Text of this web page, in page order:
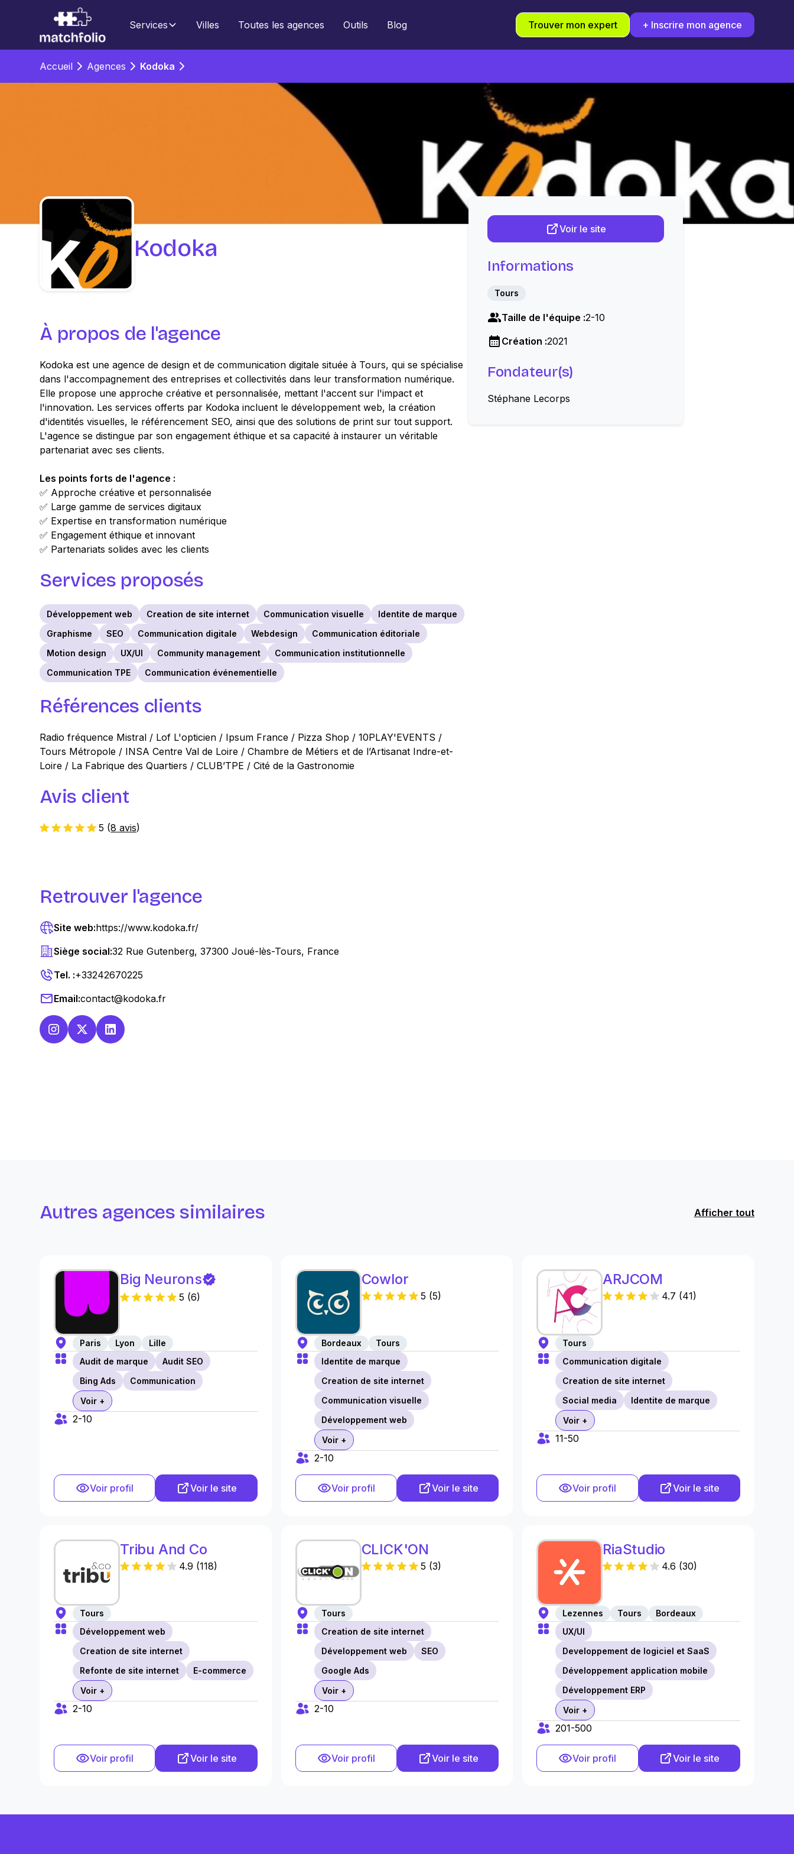
Services Villes Toutes les agences Outils Blog Trouver mon expert + Inscrire mon agence
Accueil Agences Kodoka
Kodoka
À propos de l'agence
Kodoka est une agence de design et de communication digitale située à Tours, qui se spécialise
dans l'accompagnement des entreprises et collectivités dans leur transformation numérique.
Elle propose une approche créative et personnalisée, mettant l'accent sur l'impact et
l'innovation. Les services offerts par Kodoka incluent le développement web, la création
d'identités visuelles, le référencement SEO, ainsi que des solutions de print sur tout support.
L'agence se distingue par son engagement éthique et sa capacité à instaurer un véritable
partenariat avec ses clients.
Les points forts de l'agence :
✅ Approche créative et personnalisée
✅ Large gamme de services digitaux
✅ Expertise en transformation numérique
✅ Engagement éthique et innovant
✅ Partenariats solides avec les clients
Services proposés
Développement web Creation de site internet Communication visuelle
Identite de marque
Graphisme
SEO Communication digitale Webdesign
Communication éditoriale
Motion design
UX/UI Community management
Communication institutionnelle
Communication TPE
Communication événementielle
Références clients
Radio fréquence Mistral / Lof L'opticien / Ipsum France / Pizza Shop / 10PLAY'EVENTS /
Tours Métropole / INSA Centre Val de Loire / Chambre de Métiers et de l’Artisanat Indre-et-
Loire / La Fabrique des Quartiers / CLUB’TPE / Cité de la Gastronomie
Avis client
5 (8 avis)
Voir le site
Informations
Tours
Taille de l'équipe :2-10
Création :2021
Fondateur(s)
Stéphane Lecorps
Retrouver l'agence
Site web:https://www.kodoka.fr/
Siège social:32 Rue Gutenberg, 37300 Joué-lès-Tours, France
Tel. :+33242670225
Email:contact@kodoka.fr
Autres agences similaires Afficher tout
Big Neurons
5 (6)
Paris Lyon
Lille
Audit de marque
Audit SEO
Bing Ads
Communication
Voir +
2-10
Voir profil Voir le site
Cowlor
5 (5)
Bordeaux
Tours
Identite de marque
Creation de site internet
Communication visuelle
Développement web
Voir +
2-10
Voir profil Voir le site
ARJCOM
4.7 (41)
Tours
Communication digitale
Creation de site internet
Social media
Identite de marque
Voir +
11-50
Voir profil Voir le site
Tribu And Co
4.9 (118)
Tours
Développement web
Creation de site internet
Refonte de site internet
E-commerce
Voir +
2-10
Voir profil Voir le site
CLICK'ON
5 (3)
Tours
Creation de site internet
Développement web
SEO
Google Ads
Voir +
2-10
Voir profil Voir le site
RiaStudio
4.6 (30)
Lezennes Tours
Bordeaux
UX/UI
Developpement de logiciel et SaaS
Développement application mobile
Développement ERP
Voir +
201-500
Voir profil Voir le site